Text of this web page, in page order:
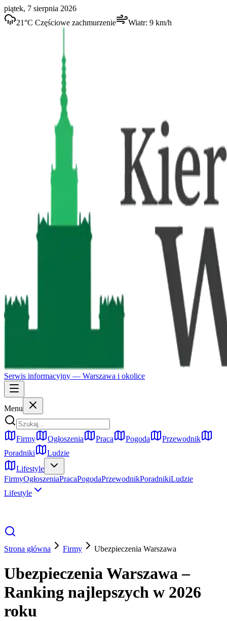
piątek, 7 sierpnia 2026
21°C Częściowe zachmurzenie Wiatr: 9 km/h
Serwis informacyjny — Warszawa i okolice
Menu
Firmy Ogłoszenia Praca Pogoda
Przewodnik
Poradniki
Ludzie
Lifestyle
FirmyOgłoszeniaPracaPogodaPrzewodnikPoradnikiLudzie
Lifestyle
Strona główna Firmy Ubezpieczenia Warszawa
Ubezpieczenia Warszawa –
Ranking najlepszych w 2026
roku